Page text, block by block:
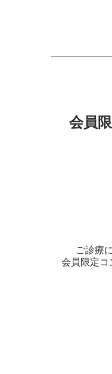
会員
ご診療
会員限定コ